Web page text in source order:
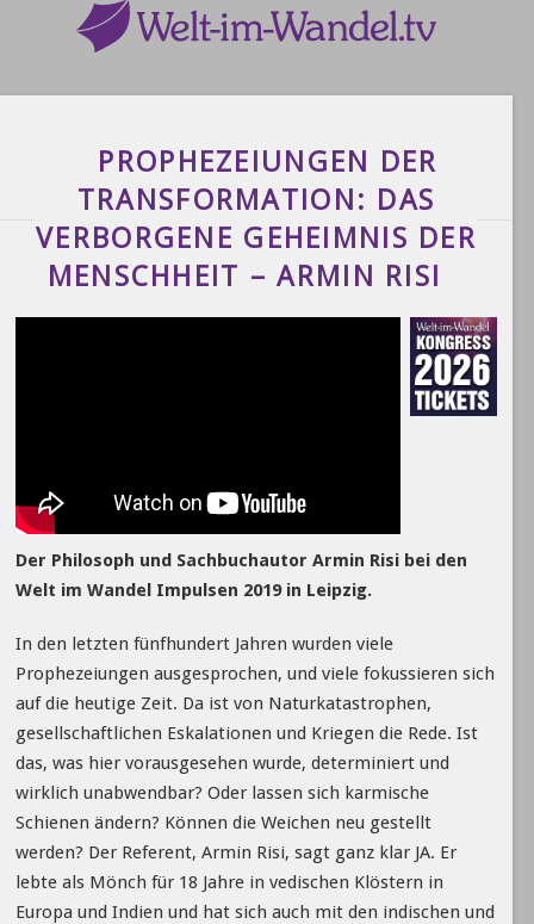
PROPHEZEIUNGEN DER
TRANSFORMATION: DAS
VERBORGENE GEHEIMNIS DER
MENSCHHEIT – ARMIN RISI
Der Philosoph und Sachbuchautor Armin Risi bei den
Welt im Wandel Impulsen 2019 in Leipzig.
In den letzten fünfhundert Jahren wurden viele
Prophezeiungen ausgesprochen, und viele fokussieren sich
auf die heutige Zeit. Da ist von Naturkatastrophen,
gesellschaftlichen Eskalationen und Kriegen die Rede. Ist
das, was hier vorausgesehen wurde, determiniert und
wirklich unabwendbar? Oder lassen sich karmische
Schienen ändern? Können die Weichen neu gestellt
werden? Der Referent, Armin Risi, sagt ganz klar JA. Er
lebte als Mönch für 18 Jahre in vedischen Klöstern in
Europa und Indien und hat sich auch mit den indischen und